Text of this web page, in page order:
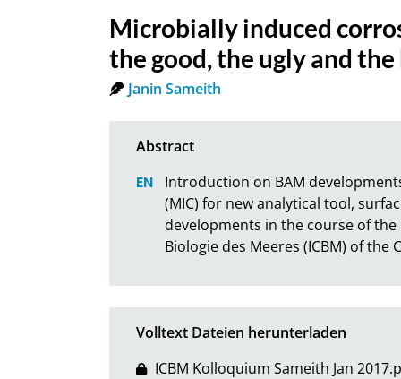
Microbially induced
the good, the ugly and
Janin Sameith
Introduction on BAM
(MIC) for new analytical tool,
developments in the course of
Biologie des Meeres (ICBM) of
Volltext Dateien herunterladen
ICBM Kolloquium Sameith Jan